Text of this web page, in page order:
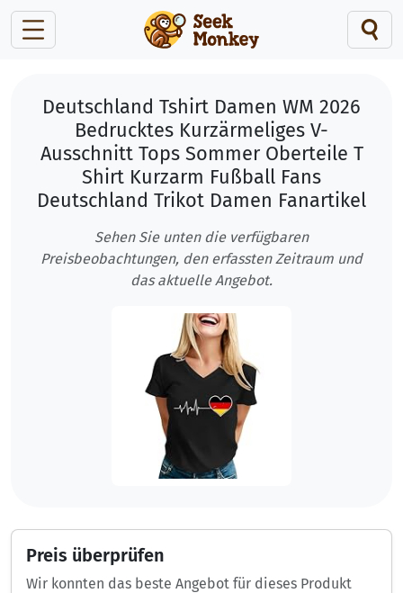
Deutschland Tshirt Damen WM 2026
Bedrucktes Kurzärmeliges V-
Ausschnitt Tops Sommer Oberteile T
Shirt Kurzarm Fußball Fans
Deutschland Trikot Damen Fanartikel
Sehen Sie unten die verfügbaren
Preisbeobachtungen, den erfassten Zeitraum und
das aktuelle Angebot.
Preis überprüfen
Wir konnten das beste Angebot für dieses Produkt